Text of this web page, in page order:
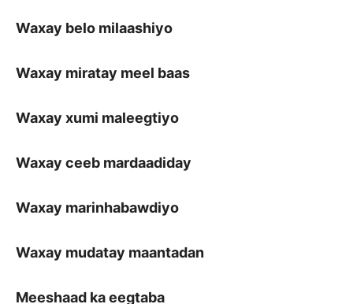
Waxay belo milaashiyo
Waxay miratay meel baas
Waxay xumi maleegtiyo
Waxay ceeb mardaadiday
Waxay marinhabawdiyo
Waxay mudatay maantadan
Meeshaad ka eegtaba